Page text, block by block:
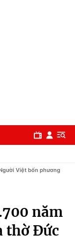
Việt bốn phương
năm
thờ Đức